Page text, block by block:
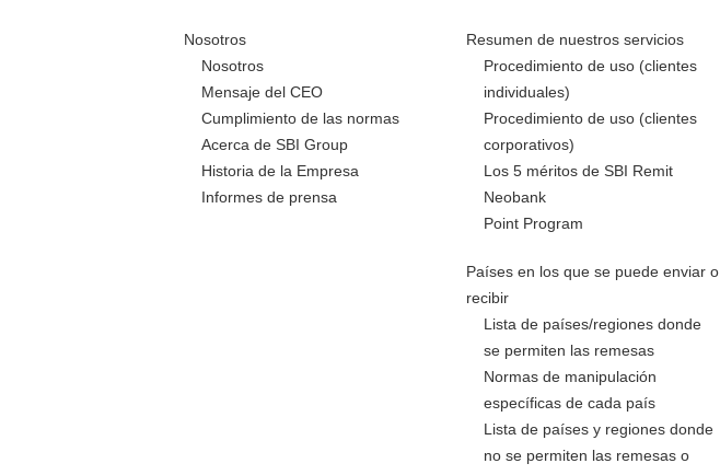
Nosotros
Nosotros
Mensaje del CEO
Cumplimiento de las normas
Acerca de SBI Group
Historia de la Empresa
Informes de prensa
Resumen de nuestros servicios
Procedimiento de uso (clientes
individuales)
Procedimiento de uso (clientes
corporativos)
Los 5 méritos de SBI Remit
Neobank
Point Program
Países en los que se puede enviar o
recibir
Lista de países/regiones donde
se permiten las remesas
Normas de manipulación
específicas de cada país
Lista de países y regiones donde
no se permiten las remesas o